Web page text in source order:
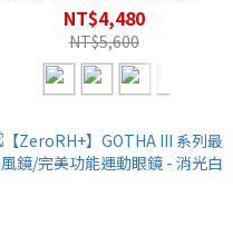
功能運動眼鏡
NT$4,480
NT$5,600